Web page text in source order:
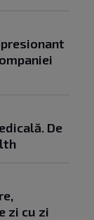
De
zi cu zi